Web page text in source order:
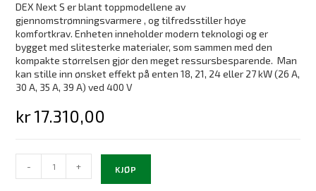
DEX Next S er blant toppmodellene av
gjennomstrømningsvarmere , og tilfredsstiller høye
komfortkrav. Enheten inneholder modern teknologi og er
bygget med slitesterke materialer, som sammen med den
kompakte størrelsen gjør den meget ressursbesparende. Man
kan stille inn ønsket effekt på enten 18, 21, 24 eller 27 kW (26 A,
30 A, 35 A, 39 A) ved 400 V
kr17.310,00
- + KJØP